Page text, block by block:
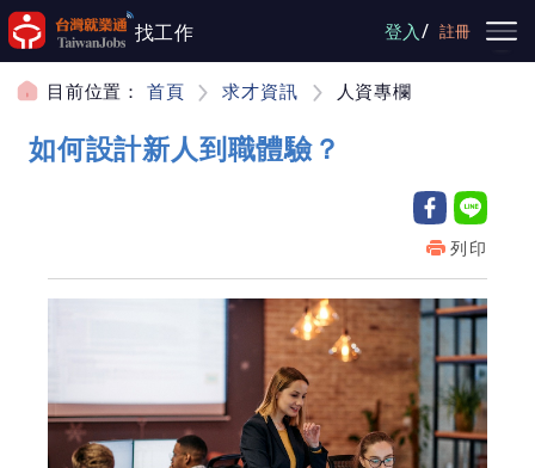
跳到主要內容
找工作 登入/ 註冊
目前位置： 首頁 求才資訊 人資專欄
如何設計新人到職體驗？
列印